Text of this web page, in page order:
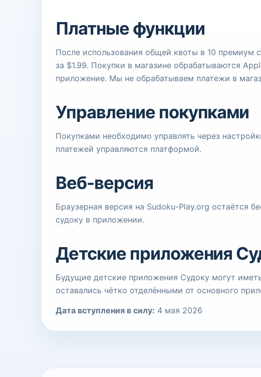
Платные функции
После использования общей квоты в 10 премиум
за $1.99. Покупки в магазине обрабатываются
приложение. Мы не обрабатываем платежи в
Управление покупками
Покупками необходимо управлять через
платежей управляются платформой.
Веб-версия
Браузерная версия на Sudoku-Play.org остаётся
судоку в приложении.
Детские приложения
Будущие детские приложения Судоку могут
оставались чётко отделёнными от основного
Дата вступления в силу: 4 мая 2026